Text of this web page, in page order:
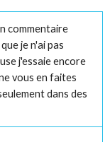
commentaire
je n'ai pas
j'essaie encore
vous en faites
dans des